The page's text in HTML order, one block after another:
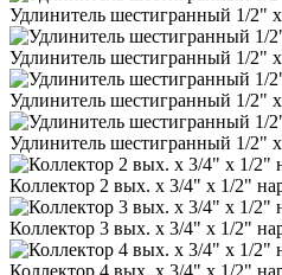
Удлинитель шестигранный 1/2"
Удлинитель шестигранный 1/2"
Удлинитель шестигранный 1/2"
Удлинитель шестигранный 1/2"
Коллектор 2 вых. х 3/4" х 1/2"
Коллектор 3 вых. х 3/4" х 1/2"